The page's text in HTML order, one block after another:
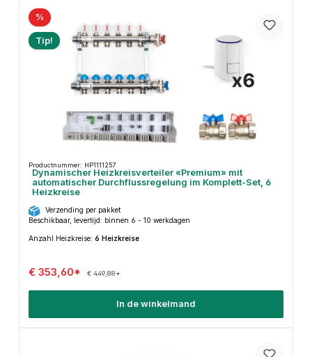
%
Tip!
Productnummer: HP1111257
Dynamischer Heizkreisverteiler «Premium» mit
automatischer Durchflussregelung im Komplett-Set, 6
Heizkreise
Verzending per pakket
Beschikbaar, levertijd: binnen 6 - 10 werkdagen
Anzahl Heizkreise: 6 Heizkreise
€ 353,60* € 449,88*
In de winkelmand